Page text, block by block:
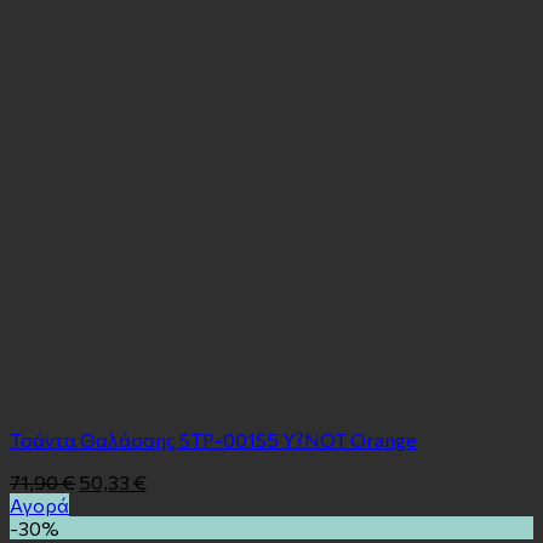
Τσάντα Θαλάσσης STP-001S5 Y?NOT Orange
71,90€ 50,33 €
Αγορά
-30%